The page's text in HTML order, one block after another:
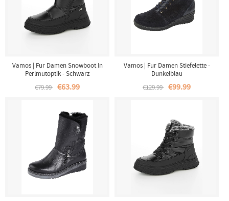
Vamos | Fur Damen Snowboot In
Perlmutoptik - Schwarz
€79.99 €63.99
Vamos | Fur Damen Stiefelette -
Dunkelblau
€129.99 €99.99